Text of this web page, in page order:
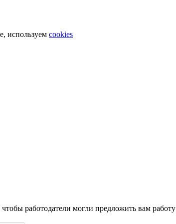
используем cookies
работодатели могли предложить вам работу